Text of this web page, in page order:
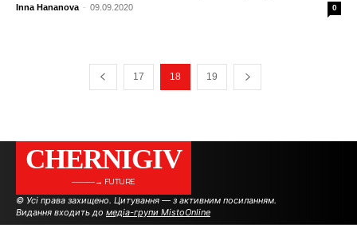
Inna Hananova - 09.09.2020 0
17 18 19
CHERNIGIV
———→ FUTURE
© Усі права захищено. Цитування — з активним посиланням.
Видання входить до медіа-групи MistoOnline